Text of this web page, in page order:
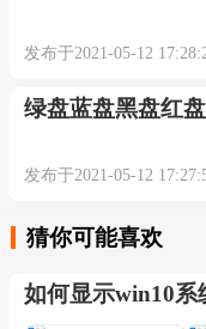
发布于2021-05-12
绿盘蓝盘黑盘红
发布于2021-05-12
猜你可能喜欢
如何显示win10系